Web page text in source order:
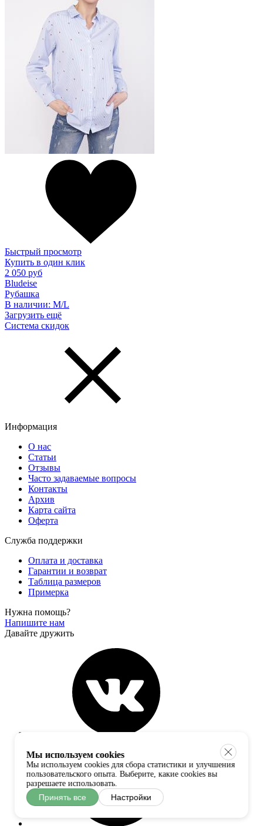
Быстрый просмотр
Купить в один клик
2 050 руб
Bludeise
Рубашка
В наличии: M/L
Загрузить ещё
Система скидок
Информация
О нас
Статьи
Отзывы
Часто задаваемые вопросы
Контакты
Архив
Карта сайта
Оферта
Служба поддержки
Оплата и доставка
Гарантии и возврат
Таблица размеров
Примерка
Нужна помощь?
Напишите нам
Давайте дружить
Мы используем cookies
Мы используем cookies для сбора статистики и улучшения
пользовательского опыта. Выберите, какие cookies вы
разрешаете использовать.
Принять все Настройки